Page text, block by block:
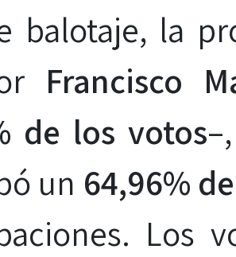
balotaje, la
Francisco
de los votos
un 64,96%
Los